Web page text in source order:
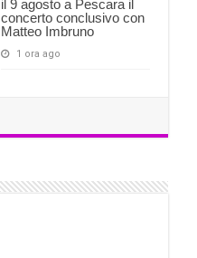
il 9 agosto a Pescara il
concerto conclusivo con
Matteo Imbruno
1 ora ago